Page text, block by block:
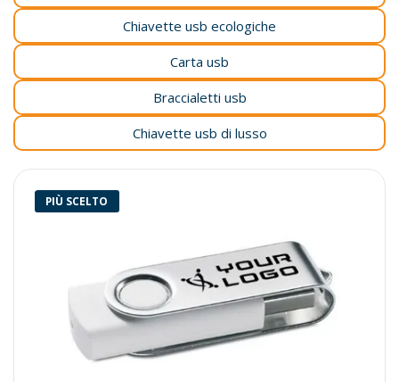
Chiavette usb ecologiche
Carta usb
Braccialetti usb
Chiavette usb di lusso
PIÙ SCELTO